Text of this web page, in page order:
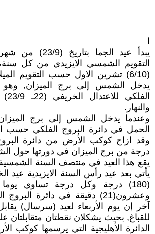
يبدأ عيد الجما
التقويم الشمسي الايزيدي من كل
(6/10) تشرين الاول حسب التقويم
يدخل الشمس إلى برج الميزان, وهو
والنهار.
وعندما يدخل الشمس إلى برج الميزان
الحمل في دائرة البروج الفلكي حسب
درجة من برج الميزان في دورتها حول
يقع هذا العيد في منتصف السنة
يأتي بعد عيد رأس السنة الايزيدية عيد
(180) درجة وكل درجة تساوي
وعشرون(21) دقيقة في دائرة
آخر إن يوم الأربعاء لعيد (سرسال)
للقباغ, بحيث يشكلان نقطتان
الدائرة الأهليجية التي يرسمها كوكب